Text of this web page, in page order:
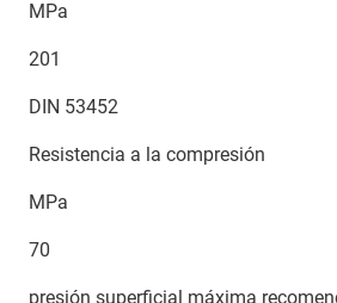
MPa
201
DIN 53452
Resistencia a la compresión
MPa
70
presión superficial máxima